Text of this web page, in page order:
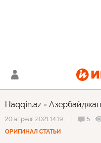
Haqqin.az Азербайджан
20 апреля 2021 14:19 5
ОРИГИНАЛ СТАТЬИ